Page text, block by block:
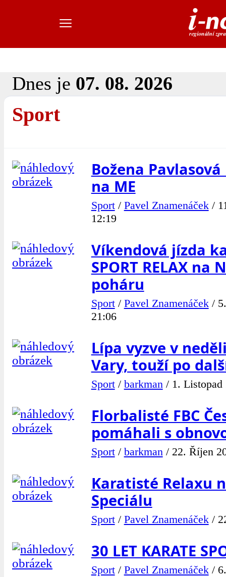
Dnes je 07. 08. 2026
Sport
Božena
na ME
Sport/ Pavel Znamenáček/
12:19
Víkendová jízda
SPORT RELAX na
poháru
Sport/ Pavel Znamenáček/
21:06
Lípa vyzve v
Vary, touží po
Sport/ barkman/ 1. Listopad
Florbalisté FBC
pomáhali s
Sport/ barkman/ 22. Říjen
Karatisté Relaxu
Speciálu
Sport/ Pavel Znamenáček/
30 LET KARATE
Sport/ Pavel Znamenáček/